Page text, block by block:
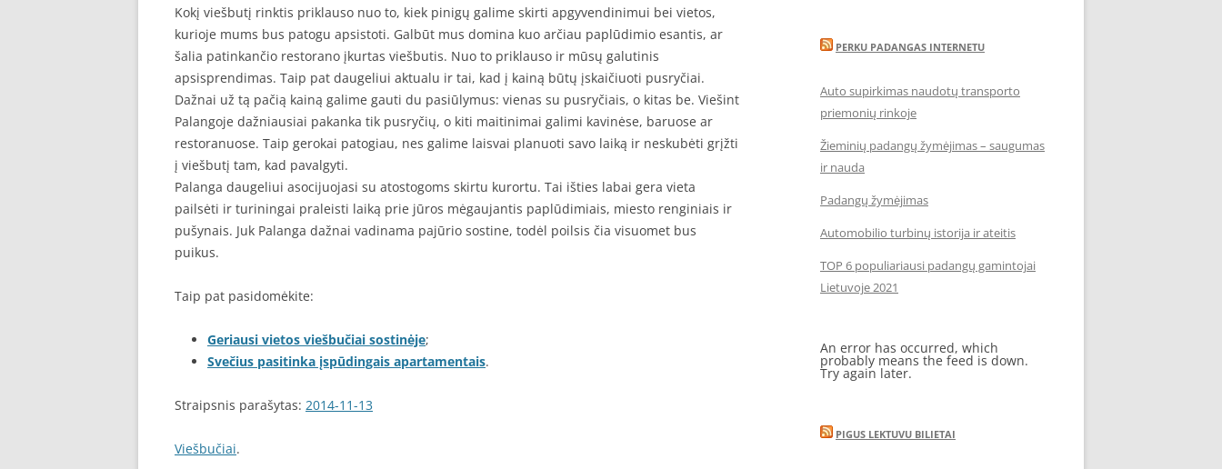
Kokį viešbutį rinktis priklauso nuo to, kiek pinigų galime skirti apgyvendinimui bei vietos,
kurioje mums bus patogu apsistoti. Galbūt mus domina kuo arčiau paplūdimio esantis, ar
šalia patinkančio restorano įkurtas viešbutis. Nuo to priklauso ir mūsų galutinis
apsisprendimas. Taip pat daugeliui aktualu ir tai, kad į kainą būtų įskaičiuoti pusryčiai.
Dažnai už tą pačią kainą galime gauti du pasiūlymus: vienas su pusryčiais, o kitas be. Viešint
Palangoje dažniausiai pakanka tik pusryčių, o kiti maitinimai galimi kavinėse, baruose ar
restoranuose. Taip gerokai patogiau, nes galime laisvai planuoti savo laiką ir neskubėti grįžti
į viešbutį tam, kad pavalgyti.
Palanga daugeliui asocijuojasi su atostogoms skirtu kurortu. Tai išties labai gera vieta
pailsėti ir turiningai praleisti laiką prie jūros mėgaujantis paplūdimiais, miesto renginiais ir
pušynais. Juk Palanga dažnai vadinama pajūrio sostine, todėl poilsis čia visuomet bus
puikus.
Taip pat pasidomėkite:
Geriausi vietos viešbučiai sostinėje;
Svečius pasitinka įspūdingais apartamentais.
Straipsnis parašytas: 2014-11-13
Viešbučiai.
PERKU PADANGAS INTERNETU
Auto supirkimas naudotų transporto
priemonių rinkoje
Žieminių padangų žymėjimas – saugumas
ir nauda
Padangų žymėjimas
Automobilio turbinų istorija ir ateitis
TOP 6 populiariausi padangų gamintojai
Lietuvoje 2021
An error has occurred, which
probably means the feed is down.
Try again later.
PIGUS LEKTUVU BILIETAI